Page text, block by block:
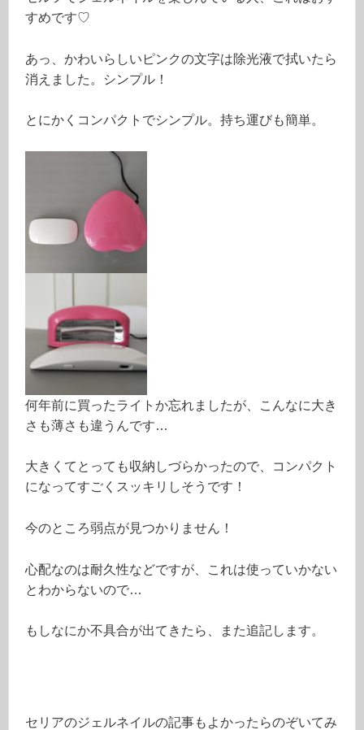
すめです♡
あっ、かわいらしいピンクの文字は除光液で拭いたら
消えました。シンプル！
とにかくコンパクトでシンプル。持ち運びも簡単。
何年前に買ったライトか忘れましたが、こんなに大き
さも薄さも違うんです…
大きくてとっても収納しづらかったので、コンパクト
になってすごくスッキリしそうです！
今のところ弱点が見つかりません！
心配なのは耐久性などですが、これは使っていかない
とわからないので…
もしなにか不具合が出てきたら、また追記します。
セリアのジェルネイルの記事もよかったらのぞいてみ